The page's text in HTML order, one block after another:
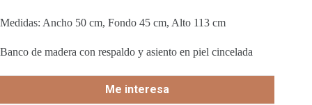
Medidas: Ancho 50 cm, Fondo 45 cm, Alto 113 cm
Banco de madera con respaldo y asiento en piel cincelada
Me interesa